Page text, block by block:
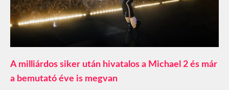
A milliárdos siker után hivatalos a Michael 2 és már
a bemutató éve is megvan